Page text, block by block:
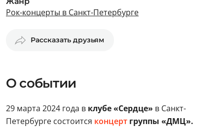
Рок-концерты в Санкт-Петербурге
Рассказать друзьям
О событии
29 марта 2024 года в клубе «Сердце» в Санкт-
Петербурге состоится концерт группы «ДМЦ».